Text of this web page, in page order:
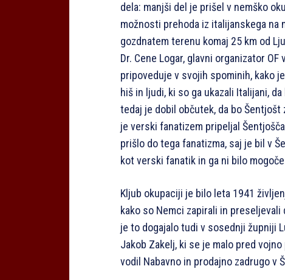
dela: manjši del je prišel v nemško
možnosti prehoda iz italijanskega na
gozdnatem terenu komaj 25 km od
Dr. Cene Logar, glavni organizator
pripoveduje v svojih spominih, kako
hiš in ljudi, ki so ga ukazali Italijani,
tedaj je dobil občutek, da bo
je verski fanatizem pripeljal
prišlo do tega fanatizma, saj je bil v
kot verski fanatik in ga ni bilo
Kljub okupaciji je bilo leta 1941
kako so Nemci zapirali in
je to dogajalo tudi v sosednji župniji
Jakob Zakelj, ki se je malo pred
vodil Nabavno in prodajno zadrugo v